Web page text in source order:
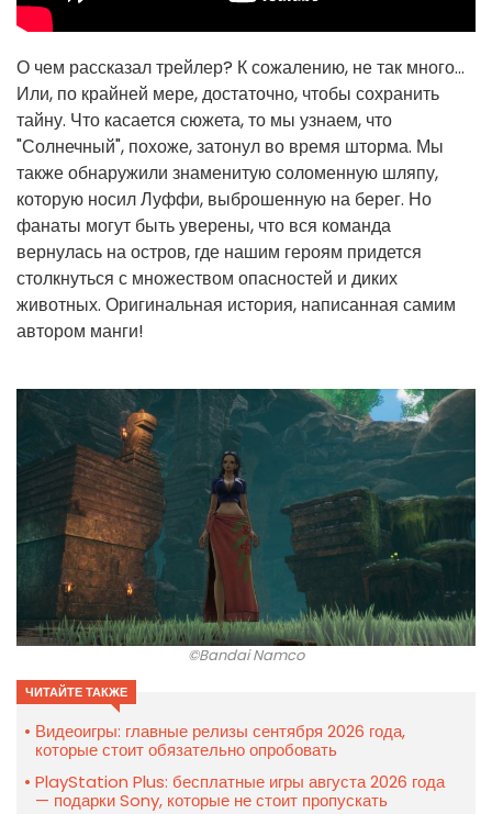
О чем рассказал трейлер? К сожалению, не так много...
Или, по крайней мере, достаточно, чтобы сохранить
тайну. Что касается сюжета, то мы узнаем, что
"Солнечный", похоже, затонул во время шторма. Мы
также обнаружили знаменитую соломенную шляпу,
которую носил Луффи, выброшенную на берег. Но
фанаты могут быть уверены, что вся команда
вернулась на остров, где нашим героям придется
столкнуться с множеством опасностей и диких
животных. Оригинальная история, написанная самим
автором манги!
©Bandai Namco
ЧИТАЙТЕ ТАКЖЕ
Видеоигры: главные релизы сентября 2026 года,
которые стоит обязательно опробовать
PlayStation Plus: бесплатные игры августа 2026 года
— подарки Sony, которые не стоит пропускать